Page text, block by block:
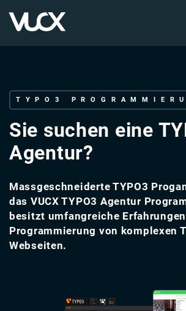
TYPO3
Sie suchen eine
Agentur?
Massgeschneiderte TYPO3
das VUCX TYPO3 Agentur
besitzt umfangreiche
Programmierung von komplexen
Webseiten.